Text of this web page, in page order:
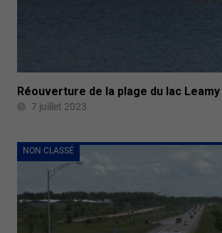
Réouverture de la plage du lac Leamy
7 juillet 2023
NON CLASSÉ